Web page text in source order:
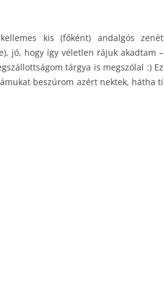
kis (főként) andalgós zenét
jó, hogy így véletlen rájuk akadtam –
tárgya is megszólal :) Ez
beszúrom azért nektek, hátha ti